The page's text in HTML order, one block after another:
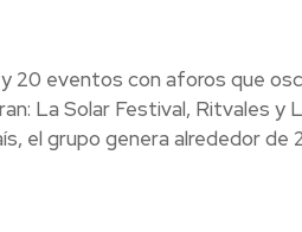
y 20 eventos con aforos que
La Solar Festival, Ritvales y
el grupo genera alrededor